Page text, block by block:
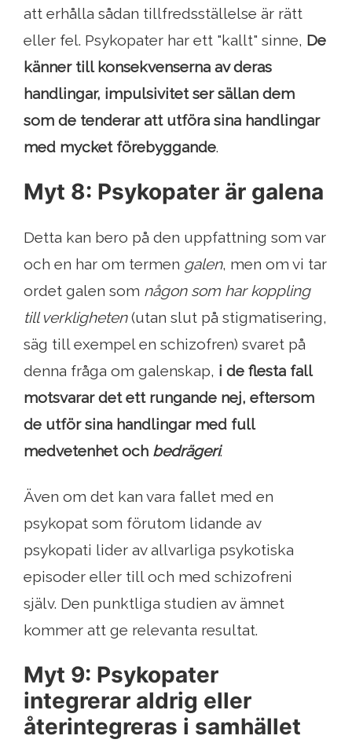
att erhålla sådan tillfredsställelse är rätt
eller fel. Psykopater har ett "kallt" sinne, De
känner till konsekvenserna av deras
handlingar, impulsivitet ser sällan dem
som de tenderar att utföra sina handlingar
med mycket förebyggande.
Myt 8: Psykopater är galena
Detta kan bero på den uppfattning som var
och en har om termen galen, men om vi tar
ordet galen som någon som har koppling
till verkligheten(utan slut på stigmatisering,
säg till exempel en schizofren) svaret på
denna fråga om galenskap, i de flesta fall
motsvarar det ett rungande nej, eftersom
de utför sina handlingar med full
medvetenhet och bedrägeri.
Även om det kan vara fallet med en
psykopat som förutom lidande av
psykopati lider av allvarliga psykotiska
episoder eller till och med schizofreni
själv. Den punktliga studien av ämnet
kommer att ge relevanta resultat.
Myt 9: Psykopater
integrerar aldrig eller
återintegreras i samhället